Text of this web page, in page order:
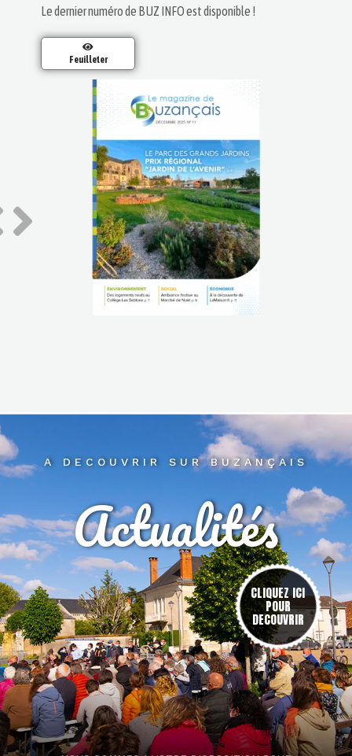
Le dernier numéro de BUZ INFO est disponible !
Feuilleter
A DECOUVRIR SUR BUZANÇAIS
CLIQUEZ ICI
POUR
DECOUVRIR
Actualités